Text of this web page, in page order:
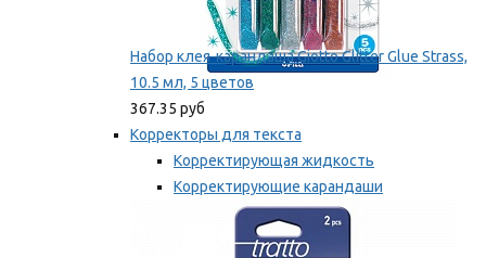
Набор клея-карандаша Giotto Glitter Glue Strass,
10.5 мл, 5 цветов
367.35 руб
Корректоры для текста
Корректирующая жидкость
Корректирующие карандаши
Корректирующие ленты
Мы рекомендуем